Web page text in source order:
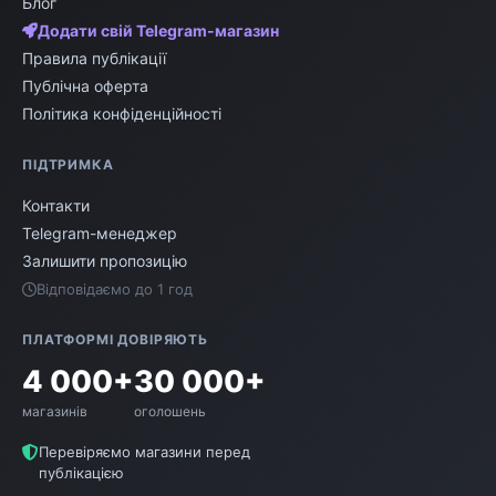
Нові технології та розробки
Світ акумуляторів постійно розвивається.
Слідкуйте за новинками та передовими
технологіями, які роблять акумулятори більш
ємними, легкими та безпечними. На vm.in.ua ви
Додати свій Telegram-магазин
Правила публікації
Публічна оферта
Політика конфіденційності
ПІДТРИМКА
Контакти
Telegram-менеджер
Залишити пропозицію
Відповідаємо до 1 год
ПЛАТФОРМІ ДОВІРЯЮТЬ
4 000+
магазинів
30 000+
оголошень
Перевіряємо магазини перед
публікацією